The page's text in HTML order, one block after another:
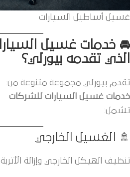
غسيل أﺳﺎﻃﻴﻞ اﻟﺴﻴﺎرات
🚘 خدمات غسيل
الذي تقدمه بيورلي؟
تقدم بيورلي مجموعة متنوعة من:
خدمات غسيل السيارات للشركات
تشمل:
🚿 الغسيل الخارجي
تنظيف الهيكل الخارجي وإزالة الأتربة